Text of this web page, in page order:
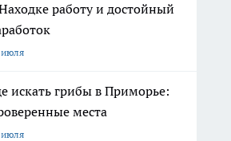
работу и достойный
июля
искать грибы в Приморье:
места
июля